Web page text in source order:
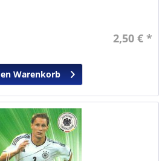
2,50 € *
Warenkorb